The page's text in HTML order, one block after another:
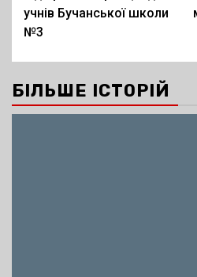
учнів Бучанської школи
№3
БІЛЬШЕ ІСТОРІЙ